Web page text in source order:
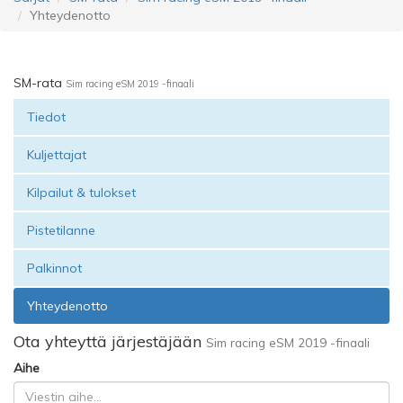
Yhteydenotto
SM-rata Sim racing eSM 2019 -finaali
Tiedot
Kuljettajat
Kilpailut & tulokset
Pistetilanne
Palkinnot
Yhteydenotto
Ota yhteyttä järjestäjään Sim racing eSM 2019 -finaali
Aihe